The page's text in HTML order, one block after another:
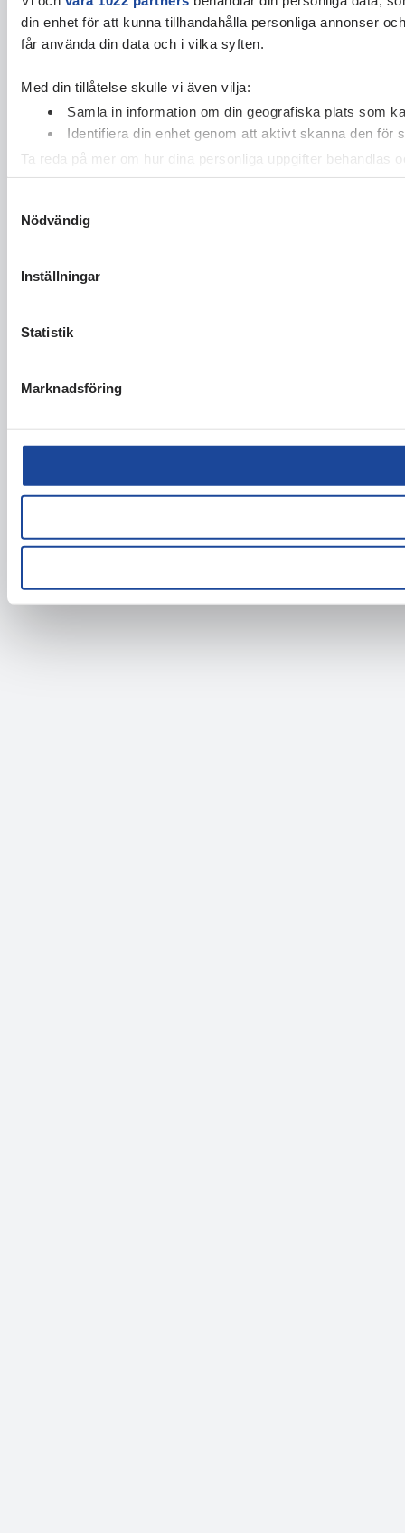
din enhet för att kunna tillhandahålla personliga annonser
får använda din data och i vilka syften.
Med din tillåtelse skulle vi även vilja:
Samla in information om din geografiska plats som
Identifiera din enhet genom att aktivt skanna den för
Ta reda på mer om hur dina personliga uppgifter behandlas
cookie-förklaringen.
Vi använder enhetsidentifierare för att anpassa innehållet
Nödvändig
Inställningar
Statistik
Marknadsföring